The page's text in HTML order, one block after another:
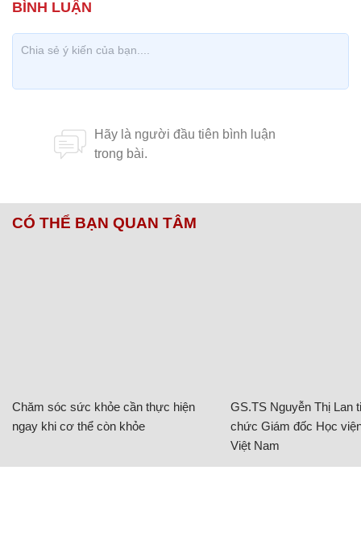
CÓ THỂ BẠN QUAN TÂM
Chăm sóc sức khỏe cần thực hiện
ngay khi cơ thể còn khỏe
GS.TS Nguyễn Thị Lan
chức Giám đốc Học
Việt Nam